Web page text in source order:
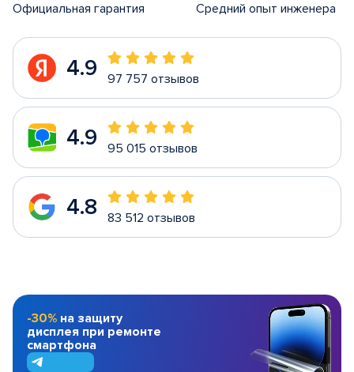
Официальная гарантия Средний опыт инженера
4.9 97 757 отзывов
4.9 95 015 отзывов
4.8 83 512 отзывов
-30% на защиту
дисплея при ремонте
смартфона